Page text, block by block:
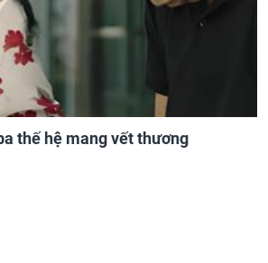
thế hệ mang vết thương